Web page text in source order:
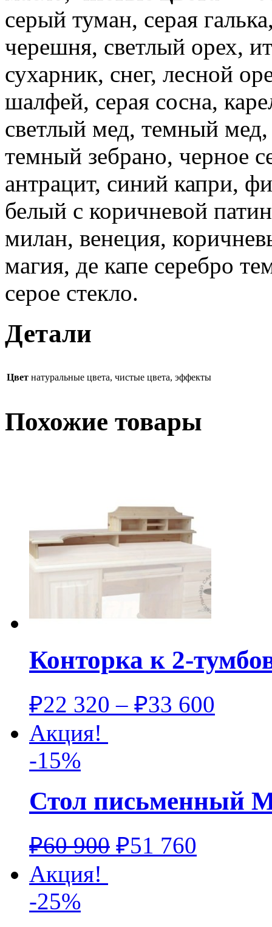
серый туман, серая
черешня, светлый орех,
сухарник, снег, лесной
шалфей, серая сосна,
светлый мед, темный
темный зебрано, черное
антрацит, синий капри,
белый с коричневой
милан, венеция,
магия, де капе серебро
серое стекло.
Детали
Цвет натуральные цвета, чистые цвета, эффекты
Похожие товары
Конторка к 2-
₽22 320 – ₽33 600
Акция!
-15%
Стол письменный
₽60 900 ₽51 760
Акция!
-25%